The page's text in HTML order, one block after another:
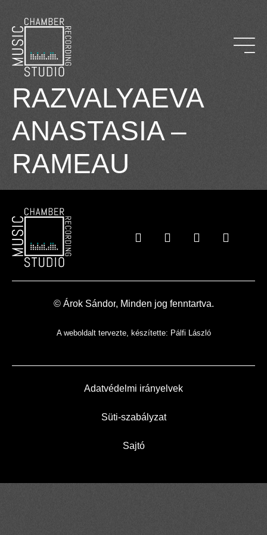
RAZVALYAEVA
ANASTASIA –
RAMEAU
© Árok Sándor, Minden jog fenntartva.
A weboldalt tervezte, készítette: Pálfi László
Adatvédelmi irányelvek
Süti-szabályzat
Sajtó